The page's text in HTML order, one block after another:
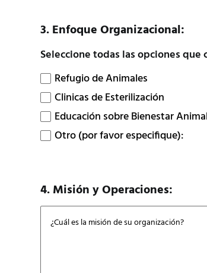
3. Enfoque Organizacional:
Seleccione todas las opciones que
Refugio de Animales
Clinicas de Esterilización
Educación sobre Bienestar
Otro (por favor especifique):
4. Misión y Operaciones: